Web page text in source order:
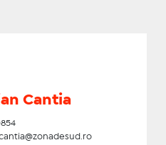
Cantia